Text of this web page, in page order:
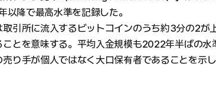
以降で最高水準を記録した。
取引所に流入するビットコインのうち約3分の2が
ことを意味する。平均入金規模も2022年半ばの水
売り手が個人ではなく大口保有者であることを示し